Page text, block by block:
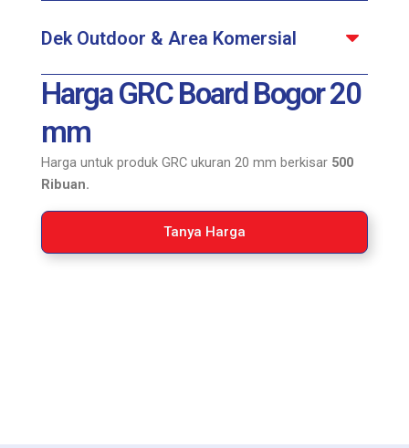
Dek Outdoor & Area Komersial
Harga GRC Board Bogor 20
mm
Harga untuk produk GRC ukuran 20 mm berkisar 500
Ribuan.
Tanya Harga